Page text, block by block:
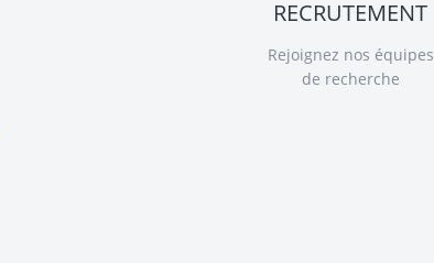
RECRUTEMENT
Rejoignez nos équipes
de recherche